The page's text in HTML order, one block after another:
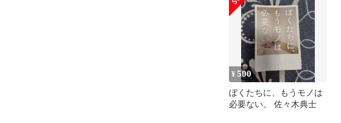
¥500
ぼくたちに、もうモノは
必要ない。 佐々木典士